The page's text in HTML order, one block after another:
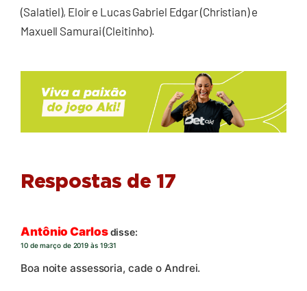
(Salatiel), Eloir e Lucas Gabriel Edgar (Christian) e
Maxuell Samurai (Cleitinho).
Respostas de 17
Antônio Carlosdisse:
10 de março de 2019 às 19:31
Boa noite assessoria, cade o Andrei.